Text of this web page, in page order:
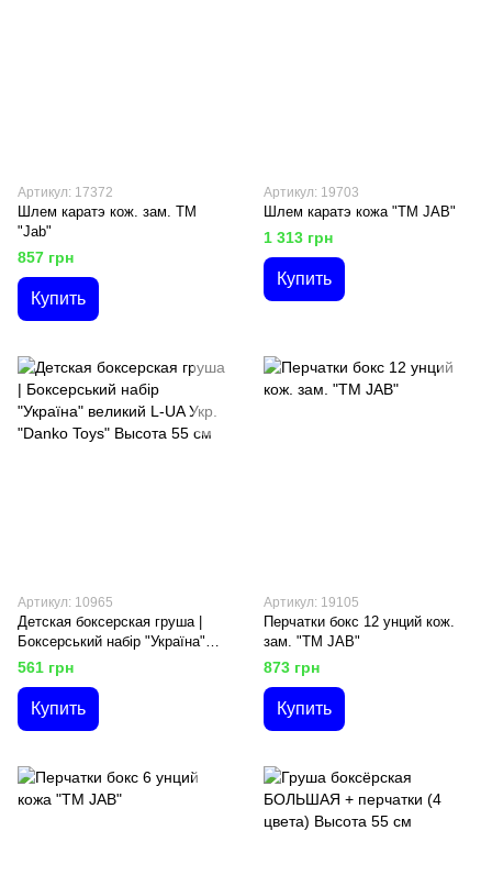
Артикул: 17372
Шлем каратэ кож. зам. ТМ
"Jab"
857 грн
Купить
Артикул: 19703
Шлем каратэ кожа "ТМ JAB"
1 313 грн
Купить
Артикул: 10965
Детская боксерская груша |
Боксерський набір "Україна"
великий L-UA Укр. "Danko Toys"
Высота 55 см
561 грн
Купить
Артикул: 19105
Перчатки бокс 12 унций кож.
зам. "ТМ JAB"
873 грн
Купить